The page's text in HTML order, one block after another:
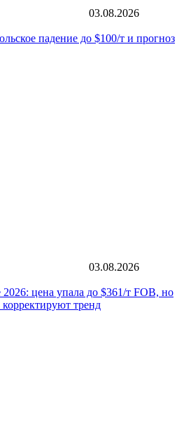
03.08.2026
падение до $100/т и прогноз
03.08.2026
цена упала до $361/т FOB, но
тренд